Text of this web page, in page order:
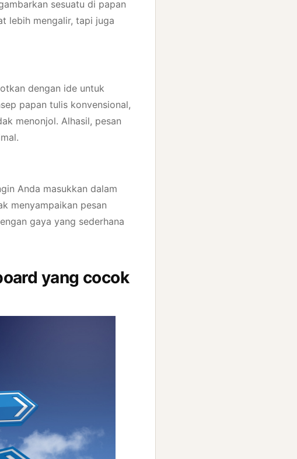
sesuatu di papan
lebih mengalir, tapi juga
dengan ide untuk
papan tulis konvensional,
menonjol. Alhasil, pesan
Anda masukkan dalam
menyampaikan pesan
gaya yang sederhana
yang cocok